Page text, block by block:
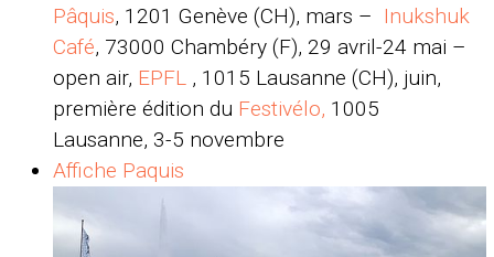
Pâquis, 1201 Genève (CH), mars – Inukshuk
Café, 73000 Chambéry (F), 29 avril-24 mai –
open air, EPFL, 1015 Lausanne (CH), juin,
première édition du Festivélo, 1005
Lausanne, 3-5 novembre
Affiche Paquis